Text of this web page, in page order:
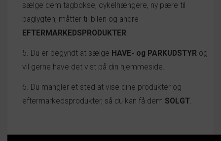
sælge dem tagbokse, cykelhængere, ny pære til
baglygten, måtter til bilen og andre
EFTERMARKEDSPRODUKTER.
5. Du er begyndt at sælge HAVE- og PARKUDSTYR og
vil gerne have det vist på din hjemmeside.
6. Du mangler et sted at vise dine produkter og
eftermarkedsprodukter, så du kan få dem SOLGT.